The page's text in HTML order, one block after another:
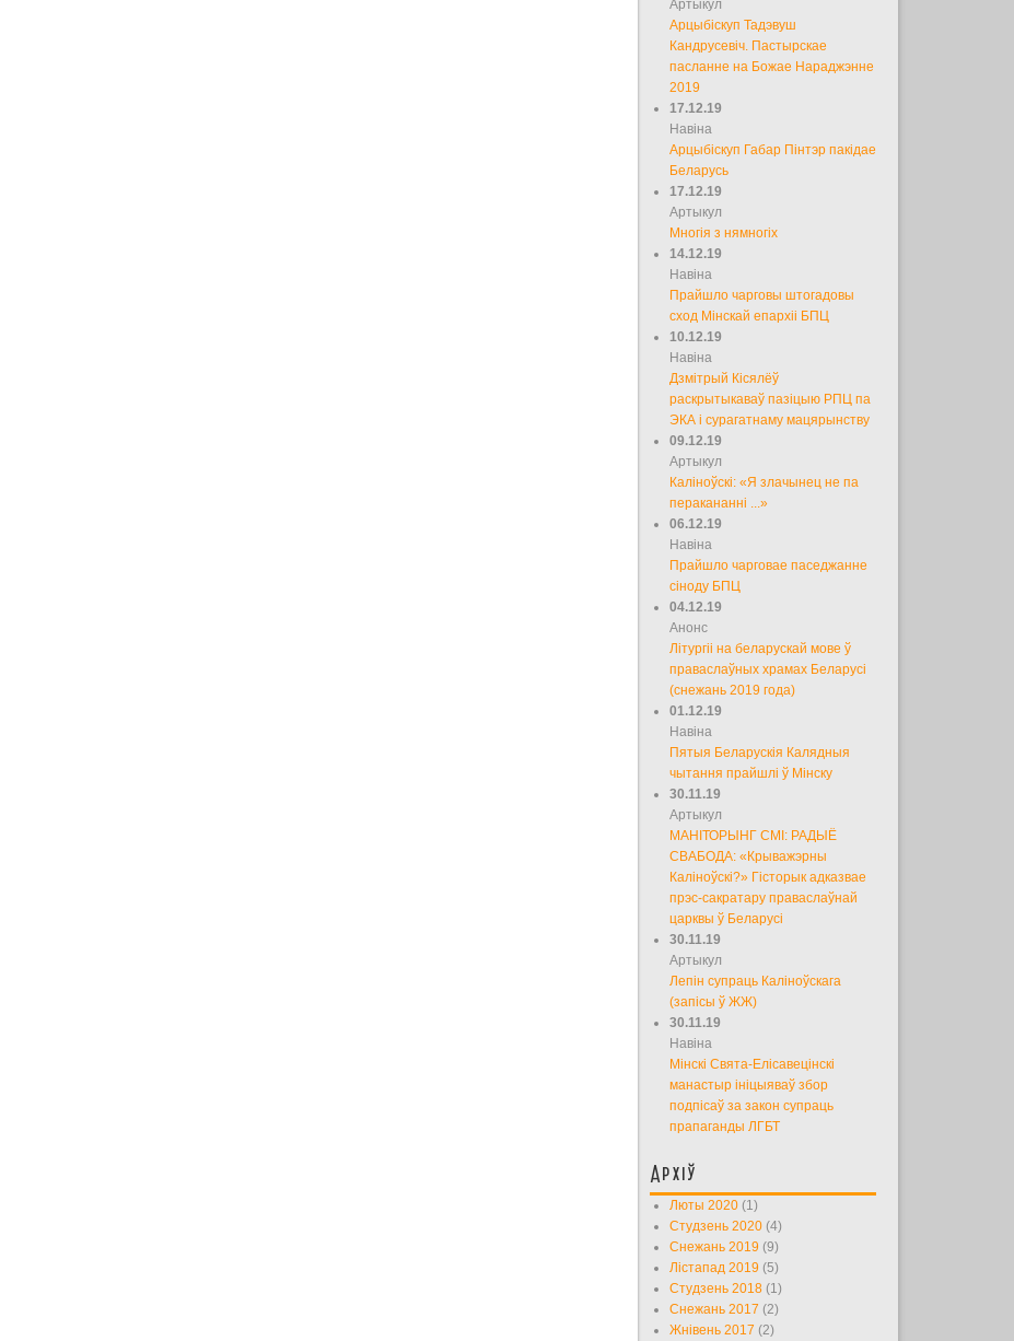
Артыкул
Арцыбіскуп Тадэвуш
Кандрусевіч. Пастырскае
пасланне на Божае Нараджэнне
2019
17.12.19
Навіна
Арцыбіскуп Габар Пінтэр пакідае
Беларусь
17.12.19
Артыкул
Многія з нямногіх
14.12.19
Навіна
Прайшло чарговы штогадовы
сход Мінскай епархіі БПЦ
10.12.19
Навіна
Дзмітрый Кісялёў
раскрытыкаваў пазіцыю РПЦ па
ЭКА і сурагатнаму мацярынству
09.12.19
Артыкул
Каліноўскі: «Я злачынец не па
перакананні ...»
06.12.19
Навіна
Прайшло чарговае паседжанне
сіноду БПЦ
04.12.19
Анонс
Літургіі на беларускай мове ў
праваслаўных храмах Беларусі
(снежань 2019 года)
01.12.19
Навіна
Пятыя Беларускія Калядныя
чытання прайшлі ў Мінску
30.11.19
Артыкул
МАНІТОРЫНГ СМІ: РАДЫЁ
СВАБОДА: «Крыважэрны
Каліноўскі?» Гісторык адказвае
прэс-сакратару праваслаўнай
царквы ў Беларусі
30.11.19
Артыкул
Лепін супраць Каліноўскага
(запісы ў ЖЖ)
30.11.19
Навіна
Мінскі Свята-Елісавецінскі
манастыр ініцыяваў збор
подпісаў за закон супраць
прапаганды ЛГБТ
Архіў
Люты 2020 (1)
Студзень 2020 (4)
Снежань 2019 (9)
Лістапад 2019 (5)
Студзень 2018 (1)
Снежань 2017 (2)
Жнівень 2017 (2)